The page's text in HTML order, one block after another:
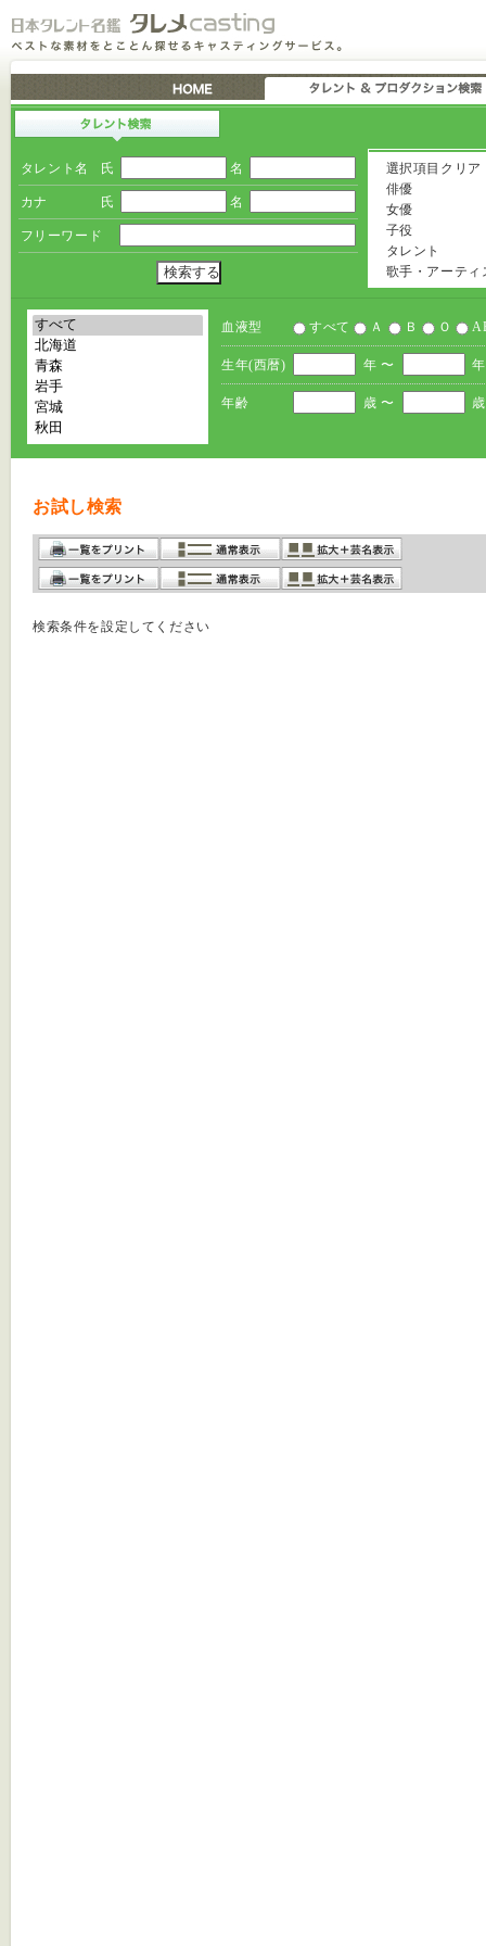
タレント名 氏 名
カナ 氏 名
フリーワード
選択項目クリア
俳優
女優
子役
タレント
歌手・アーティ
血液型 すべて Ａ Ｂ Ｏ
生年(西暦) 年 〜
年齢 歳 〜 歳
お試し検索
検索条件を設定してください